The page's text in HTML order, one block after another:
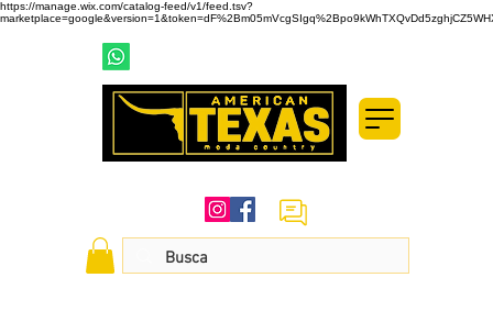
https://manage.wix.com/catalog-feed/v1/feed.tsv?